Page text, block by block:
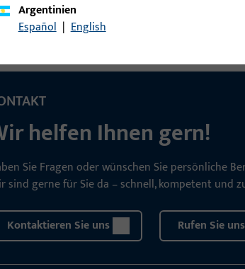
helfen Ihnen gern!
Sie Fragen oder wünschen Sie persönliche
sind gerne für Sie da – schnell, kompetent und
Kontaktieren Sie uns Rufen Sie
Argentinien
Español | English